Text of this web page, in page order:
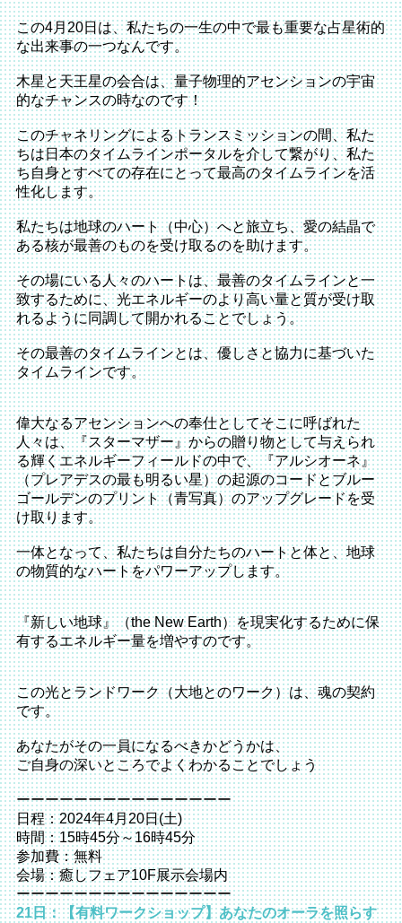
この4月20日は、私たちの一生の中で最も重要な占星術的
な出来事の一つなんです。
木星と天王星の会合は、量子物理的アセンションの宇宙
的なチャンスの時なのです！
このチャネリングによるトランスミッションの間、私た
ちは日本のタイムラインポータルを介して繋がり、私た
ち自身とすべての存在にとって最高のタイムラインを活
性化します。
私たちは地球のハート（中心）へと旅立ち、愛の結晶で
ある核が最善のものを受け取るのを助けます。
その場にいる人々のハートは、最善のタイムラインと一
致するために、光エネルギーのより高い量と質が受け取
れるように同調して開かれることでしょう。
その最善のタイムラインとは、優しさと協力に基づいた
タイムラインです。
偉大なるアセンションへの奉仕としてそこに呼ばれた
人々は、『スターマザー』からの贈り物として与えられ
る輝くエネルギーフィールドの中で、『アルシオーネ』
（プレアデスの最も明るい星）の起源のコードとブルー
ゴールデンのプリント（青写真）のアップグレードを受
け取ります。
一体となって、私たちは自分たちのハートと体と、地球
の物質的なハートをパワーアップします。
『新しい地球』（the New Earth）を現実化するために保
有するエネルギー量を増やすのです。
この光とランドワーク（大地とのワーク）は、魂の契約
です。
あなたがその一員になるべきかどうかは、
ご自身の深いところでよくわかることでしょう
ーーーーーーーーーーーーーーー
日程：2024年4月20日(土)
時間：15時45分～16時45分
参加費：無料
会場：癒しフェア10F展示会場内
ーーーーーーーーーーーーーーー
21日：【有料ワークショップ】あなたのオーラを照らす